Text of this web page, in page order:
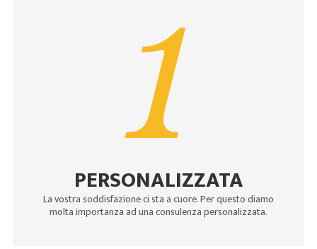
1
PERSONALIZZATA
La vostra soddisfazione ci sta a cuore. Per questo diamo
molta importanza ad una consulenza personalizzata.